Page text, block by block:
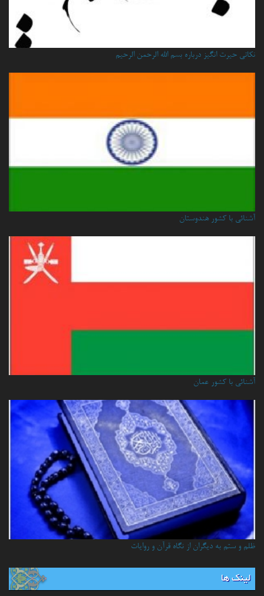
نكاتي حيرت انگيز درباره بسم الله الرحمن الرحيم
آشنائی با کشور هندوستان
آشنائي با كشور عمان
ظلم و ستم به دیگران از نگاه قرآن و روایات
لینک ها